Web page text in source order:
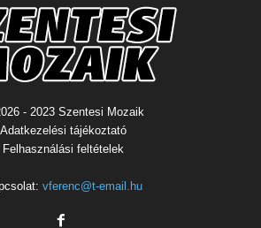
- 2023 Szentesi Mozaik
Adatkezelési tájékoztató
Felhasználási feltételek
vferenc@t-email.hu